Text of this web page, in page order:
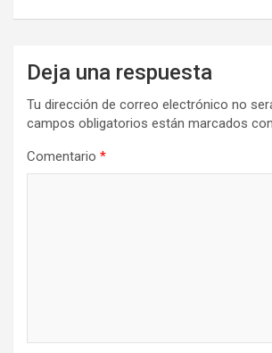
Deja una respuesta
Tu dirección de correo electrónico no
campos obligatorios están marcados con
Comentario *